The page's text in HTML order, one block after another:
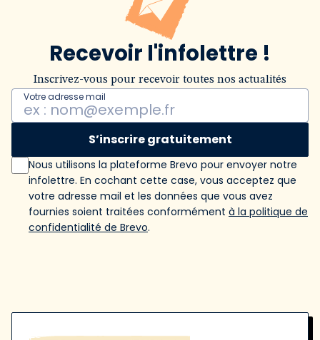
Recevoir l'infolettre !
Inscrivez-vous pour recevoir toutes nos actualités
Votre adresse mail
S’inscrire gratuitement
Nous utilisons la plateforme Brevo pour envoyer notre
infolettre. En cochant cette case, vous acceptez que
votre adresse mail et les données que vous avez
fournies soient traitées conformément à la politique de
confidentialité de Brevo.